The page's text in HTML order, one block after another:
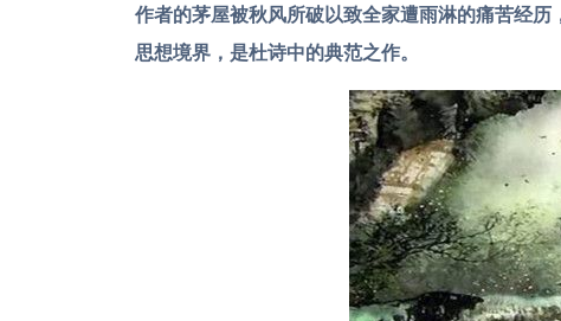
作者的茅屋被秋风所破以致全家遭雨淋的痛苦经
思想境界，是杜诗中的典范之作。